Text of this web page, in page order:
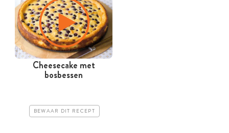
Cheesecake met
bosbessen
BEWAAR DIT RECEPT